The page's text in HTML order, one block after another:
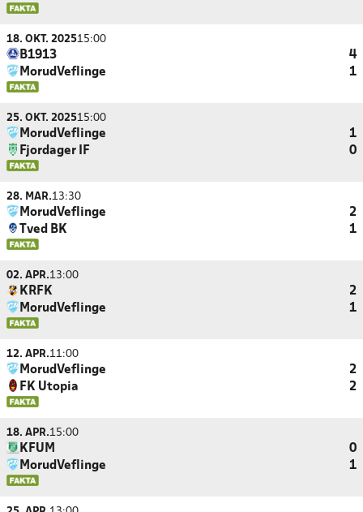
18. OKT. 202515:00
B1913
4
MorudVeflinge
1
25. OKT. 202515:00
MorudVeflinge
1
Fjordager IF
0
28. MAR.13:30
MorudVeflinge
2
Tved BK
1
02. APR.13:00
KRFK
2
MorudVeflinge
1
12. APR.11:00
MorudVeflinge
2
FK Utopia
2
18. APR.15:00
KFUM
0
MorudVeflinge
1